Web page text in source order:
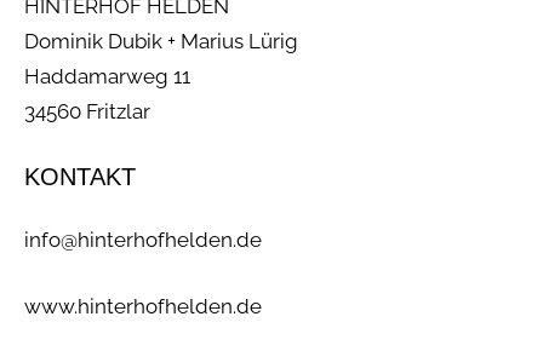
HINTERHOF HELDEN
Dominik Dubik + Marius Lürig
Haddamarweg 11
34560 Fritzlar
KONTAKT
info@hinterhofhelden.de
www.hinterhofhelden.de